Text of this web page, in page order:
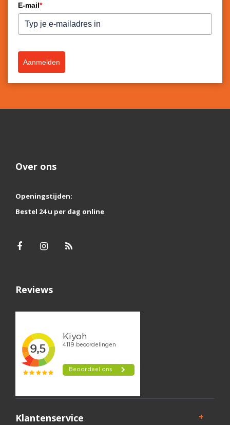
E-mail*
Aanmelden
Over ons
Openingstijden:
Bestel 24 u per dag online
Reviews
Klantenservice